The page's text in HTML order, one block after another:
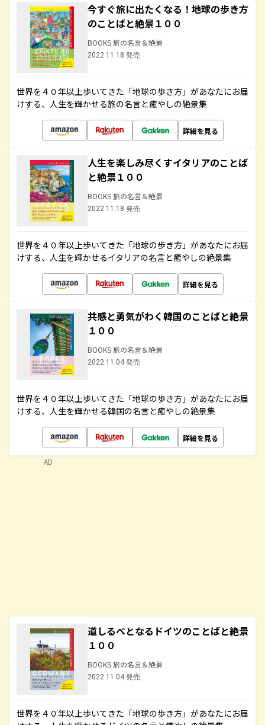
今すぐ旅に出たくなる！地球の歩き方
のことばと絶景１００
BOOKS 旅の名言＆絶景
2022.11.18 発売
世界を４０年以上歩いてきた「地球の歩き方」があなたにお届
けする、人生を輝かせる旅の名言と癒やしの絶景集
詳細を見る
人生を楽しみ尽くすイタリアのことば
と絶景１００
BOOKS 旅の名言＆絶景
2022.11.18 発売
世界を４０年以上歩いてきた「地球の歩き方」があなたにお届
けする、人生を輝かせるイタリアの名言と癒やしの絶景集
詳細を見る
共感と勇気がわく韓国のことばと絶景
１００
BOOKS 旅の名言＆絶景
2022.11.04 発売
世界を４０年以上歩いてきた「地球の歩き方」があなたにお届
けする、人生を輝かせる韓国の名言と癒やしの絶景集
詳細を見る
道しるべとなるドイツのことばと絶景
１００
BOOKS 旅の名言＆絶景
2022.11.04 発売
世界を４０年以上歩いてきた「地球の歩き方」があなたにお届
AD